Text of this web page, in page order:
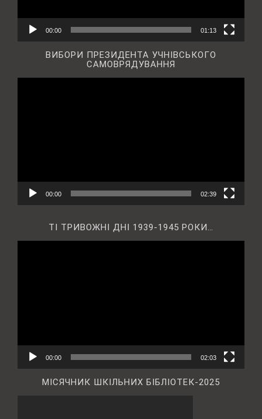
00:00 01:13
ВИБОРИ ПРЕЗИДЕНТА УЧНІВСЬКОГО
САМОВРЯДУВАННЯ
00:00 02:39
ТІ ТРИВОЖНІ ДНІ 1939-1945 РОКИ…
00:00 02:03
МІСЯЧНИК ШКІЛЬНИХ БІБЛІОТЕК-2025